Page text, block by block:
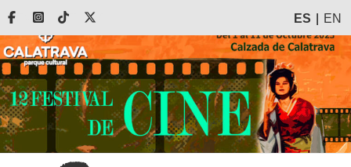
Saltar
contenido
FacebookInstagram
Tiktok ES EN